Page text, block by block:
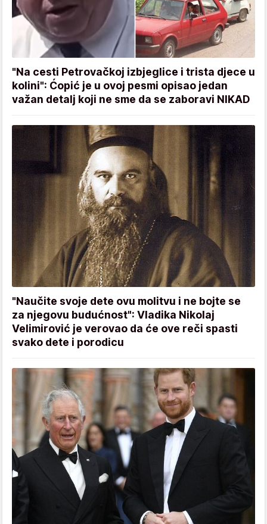
"Na cesti Petrovačkoj izbjeglice i trista djece u
kolini": Ćopić je u ovoj pesmi opisao jedan
važan detalj koji ne sme da se zaboravi NIKAD
"Naučite svoje dete ovu molitvu i ne bojte se
za njegovu budućnost": Vladika Nikolaj
Velimirović je verovao da će ove reči spasti
svako dete i porodicu